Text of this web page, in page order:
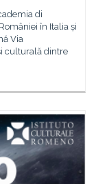
di
în Italia și
Via
culturală dintre